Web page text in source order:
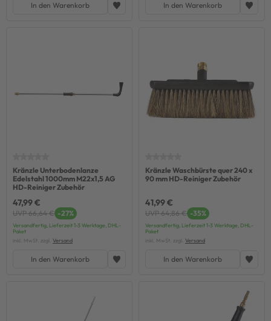
In den Warenkorb In den Warenkorb
Kränzle Unterbodenlanze
Edelstahl 1000mm M22x1,5 AG
HD-Reiniger Zubehör
47,99 €
UVP 66,64 € -27%
Versandfertig, Lieferzeit 1-3 Werktage, DHL-
Paket
inkl. MwSt. zzgl. Versand
In den Warenkorb
Kränzle Waschbürste quer 240 x
90 mm HD-Reiniger Zubehör
41,99 €
UVP 64,86 € -35%
Versandfertig, Lieferzeit 1-3 Werktage, DHL-
Paket
inkl. MwSt. zzgl. Versand
In den Warenkorb